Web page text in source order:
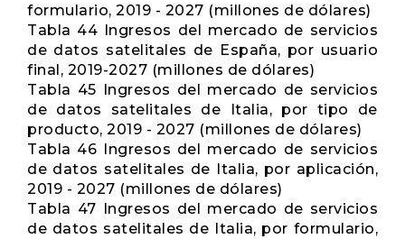
formulario, 2019 - 2027 (millones de dólares)
Tabla 44 Ingresos del mercado de servicios
de datos satelitales de España, por usuario
final, 2019-2027 (millones de dólares)
Tabla 45 Ingresos del mercado de servicios
de datos satelitales de Italia, por tipo de
producto, 2019 - 2027 (millones de dólares)
Tabla 46 Ingresos del mercado de servicios
de datos satelitales de Italia, por aplicación,
2019 - 2027 (millones de dólares)
Tabla 47 Ingresos del mercado de servicios
de datos satelitales de Italia, por formulario,